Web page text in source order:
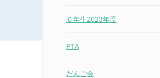
６年生2023年度
PTA
だんご会